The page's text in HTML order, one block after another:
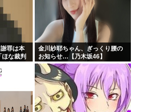
罪は本
な裁判
金川紗耶ちゃん、ぎっくり腰の
お知らせ…【乃木坂46】